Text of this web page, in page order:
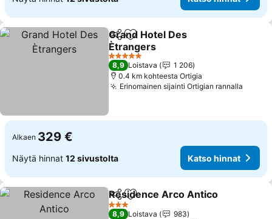
Jaa Lisää suosikkeihin
Grand Hotel Des
Ètrangers
5 Tähtiluokitus
8,9 Loistava
1 206
0.4 km kohteesta Ortigia
Erinomainen sijainti Ortigian rannalla
Alkaen 329 €
Näytä hinnat 12 sivustolta Katso hinnat
Jaa Lisää suosikkeihin
Residence Arco Antico
3 Tähtiluokitus
8,9 Loistava
983